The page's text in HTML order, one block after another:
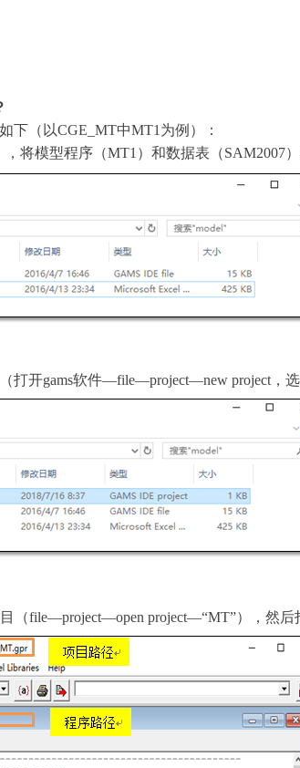
下（ 以CGE_MT中MT1为例 ）：
将模型程序（MT1）和数据表（SAM2007
打开gams软件—file—project—new project ，
（file—project—open project—“MT”），然后